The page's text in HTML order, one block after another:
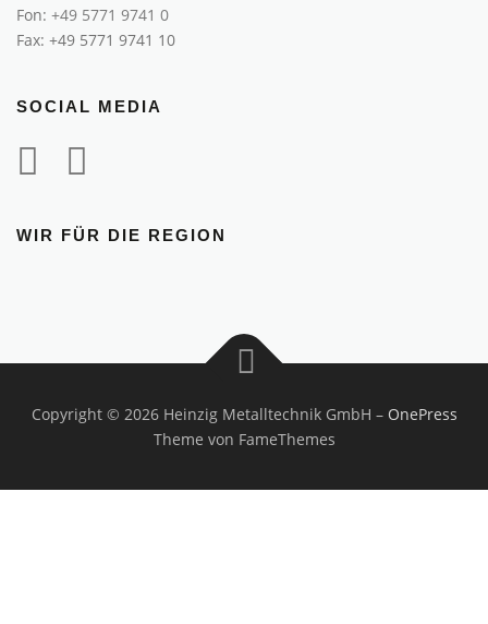
Fon: +49 5771 9741 0
Fax: +49 5771 9741 10
SOCIAL MEDIA
WIR FÜR DIE REGION
Copyright © 2026 Heinzig Metalltechnik GmbH – OnePress
Theme von FameThemes